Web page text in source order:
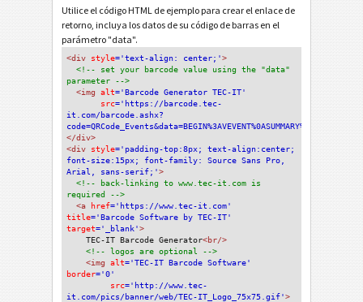
Utilice el código HTML de ejemplo para crear el enlace de
retorno, incluya los datos de su código de barras en el
parámetro "data".
<div style='text-align: center;'>
<!-- set your barcode value using the "data"
parameter -->
<img alt='Barcode Generator TEC-IT'
src='https://barcode.tec-
it.com/barcode.ashx?
</div>
<div style='padding-top:8px; text-align:center;
font-size:15px; font-family: Source Sans Pro,
Arial, sans-serif;'>
<!-- back-linking to www.tec-it.com is
required -->
<a href='https://www.tec-it.com'
title='Barcode Software by TEC-IT'
target='_blank'>
TEC-IT Barcode Generator<br/>
<!-- logos are optional -->
<img alt='TEC-IT Barcode Software'
border='0'
src='http://www.tec-
it.com/pics/banner/web/TEC-IT_Logo_75x75.gif'>